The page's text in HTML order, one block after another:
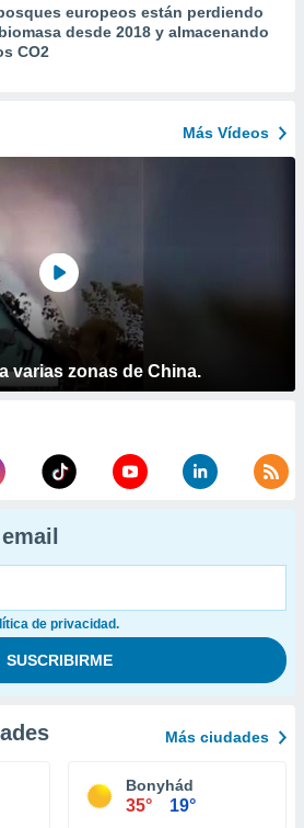
europeos están perdiendo
desde 2018 y almacenando
CO2
Más Vídeos
varias zonas de China.
de privacidad.
Más ciudades
Bonyhád
35° 19°